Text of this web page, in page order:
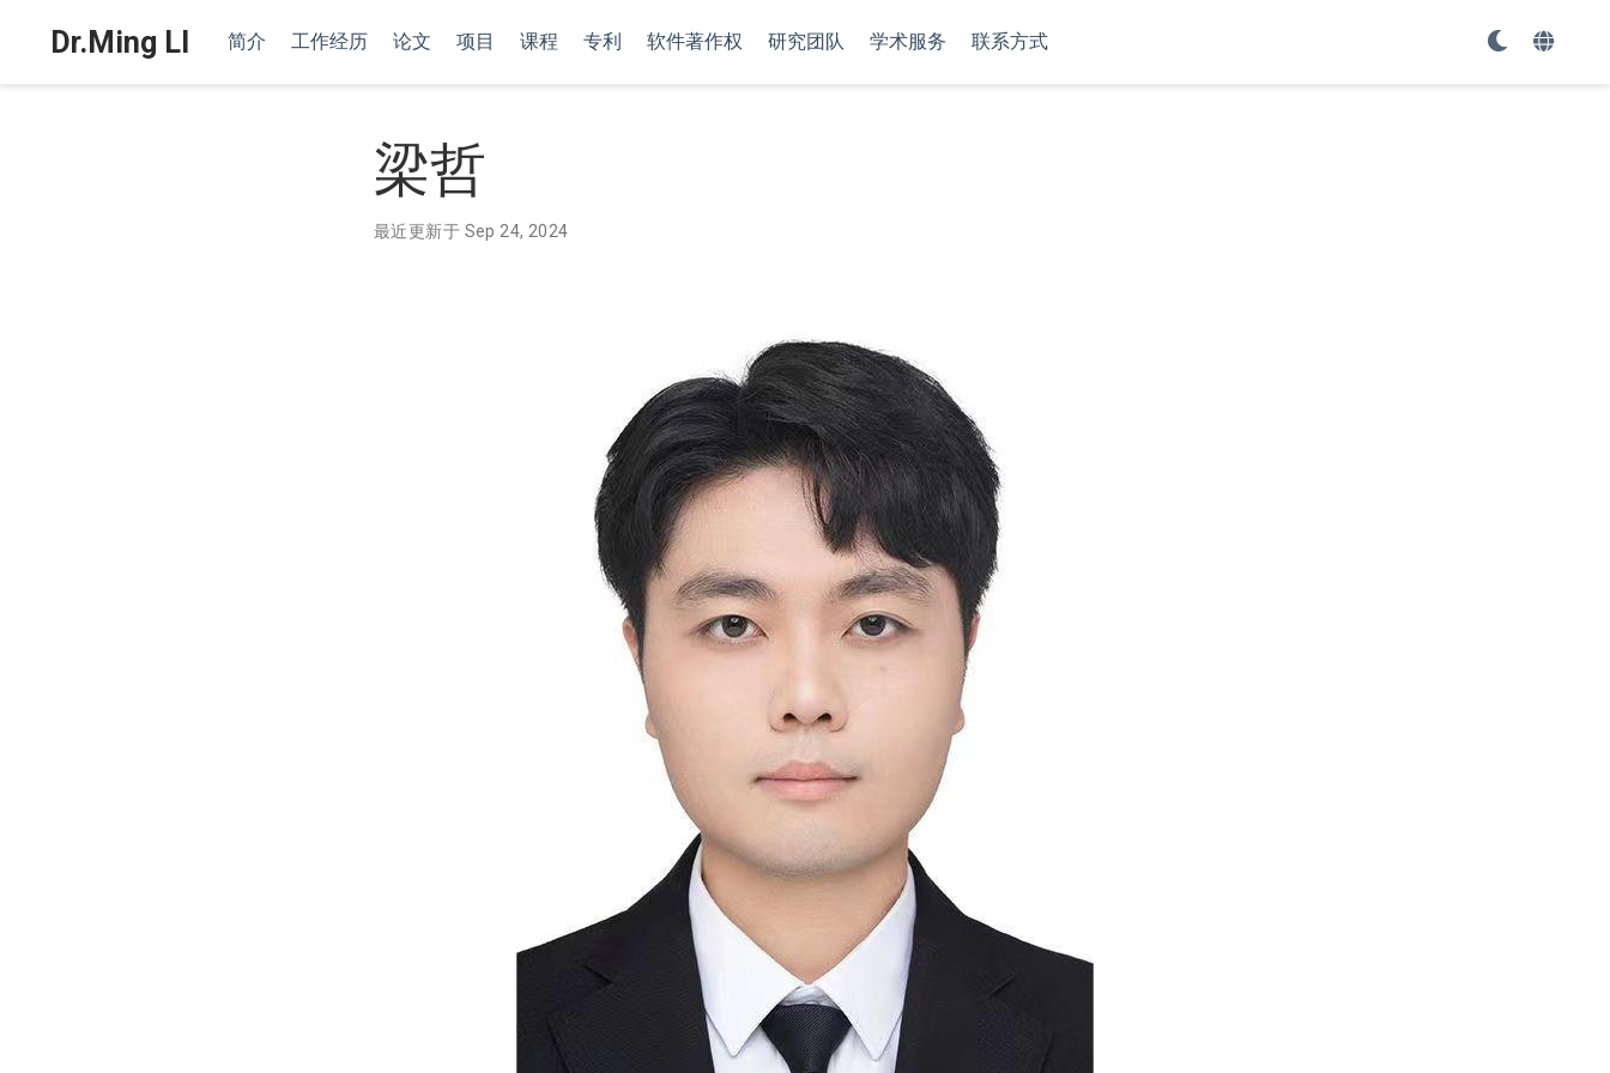
Dr.Ming LI 简介 工作经历 论文 项目 课程 专利 软件著作权 研究团队 学术服务 联系方式
梁哲
最近更新于 Sep 24, 2024